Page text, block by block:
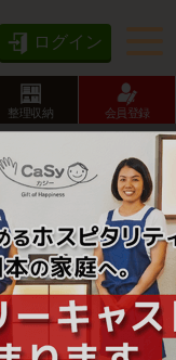
ログイン
整理収納 会員登録